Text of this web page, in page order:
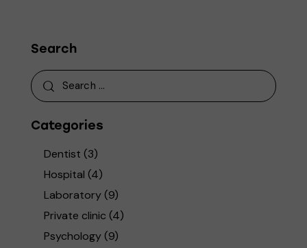
Search
Categories
Dentist (3)
Hospital (4)
Laboratory (9)
Private clinic (4)
Psychology (9)